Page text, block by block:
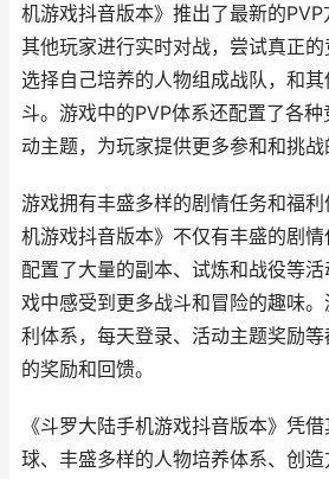
机游戏抖音版本》推出了最新的
其他玩家进行实时对战，尝试真正
选择自己培养的人物组成战队，和
斗。游戏中的PVP体系还配置了各
动主题，为玩家提供更多参和和挑战
游戏拥有丰盛多样的剧情任务和福
机游戏抖音版本》不仅有丰盛的剧
配置了大量的副本、试炼和战役等
戏中感受到更多战斗和冒险的趣味
利体系，每天登录、活动主题奖励
的奖励和回馈。
《斗罗大陆手机游戏抖音版本》凭
球、丰盛多样的人物培养体系、创